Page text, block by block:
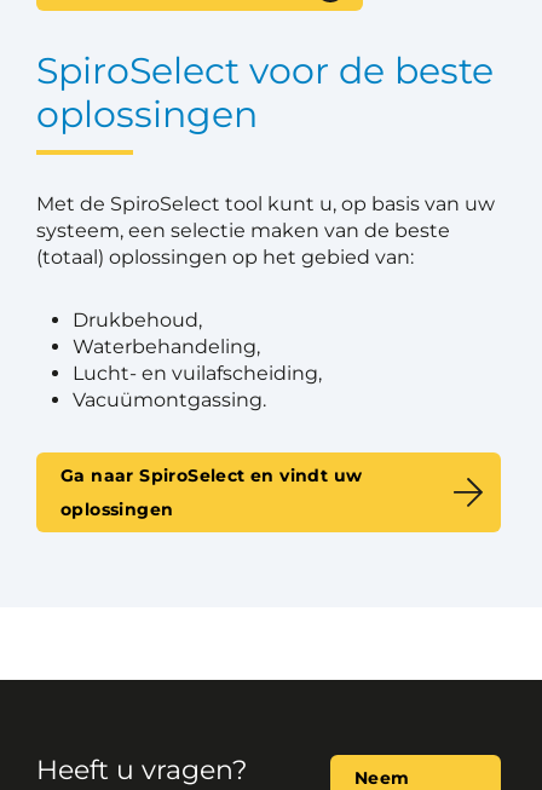
SpiroSelect voor de beste
oplossingen
Met de SpiroSelect tool kunt u, op basis van uw
systeem, een selectie maken van de beste
(totaal) oplossingen op het gebied van:
Drukbehoud,
Waterbehandeling,
Lucht- en vuilafscheiding,
Vacuümontgassing.
Ga naar SpiroSelect en vindt uw
oplossingen
Heeft u vragen?
Neem